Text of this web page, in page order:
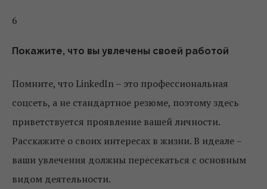
6
Покажите, что вы увлечены своей работой
Помните, что LinkedIn – это профессиональная
соцсеть, а не стандартное резюме, поэтому здесь
приветствуется проявление вашей личности.
Расскажите о своих интересах в жизни. В идеале –
ваши увлечения должны пересекаться с основным
видом деятельности.